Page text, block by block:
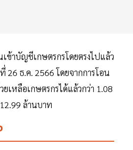
เข้าบัญชีเกษตรกรโดยตรงไปแล้ว
26 ธ.ค. 2566 โดยจากการโอน
ยเหลือเกษตรกรได้แล้วกว่า 1.08
ล้านบาท